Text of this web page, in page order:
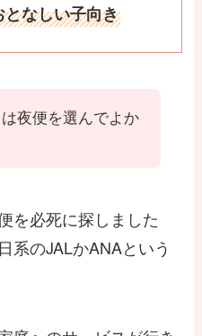
となしい子向き
夜便を選んでよか
を必死に探しました
系のJALかANAという